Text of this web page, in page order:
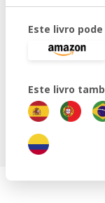
Este livro
Este livro